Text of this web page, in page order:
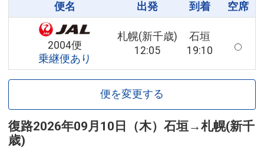
便名 出発 到着 空席
2004便
乗継便あり
札幌(新千歳)
12:05
石垣
19:10
便を変更する
復路2026年09月10日（木） 石垣→札幌(新千
歳)